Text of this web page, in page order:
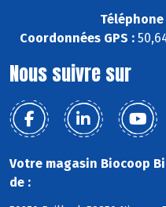
Téléphone
Coordonnées GPS :
Nous suivre sur
Votre magasin Biocoop
de :